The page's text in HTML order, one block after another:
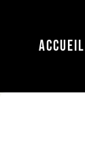
contenuACCUEIL